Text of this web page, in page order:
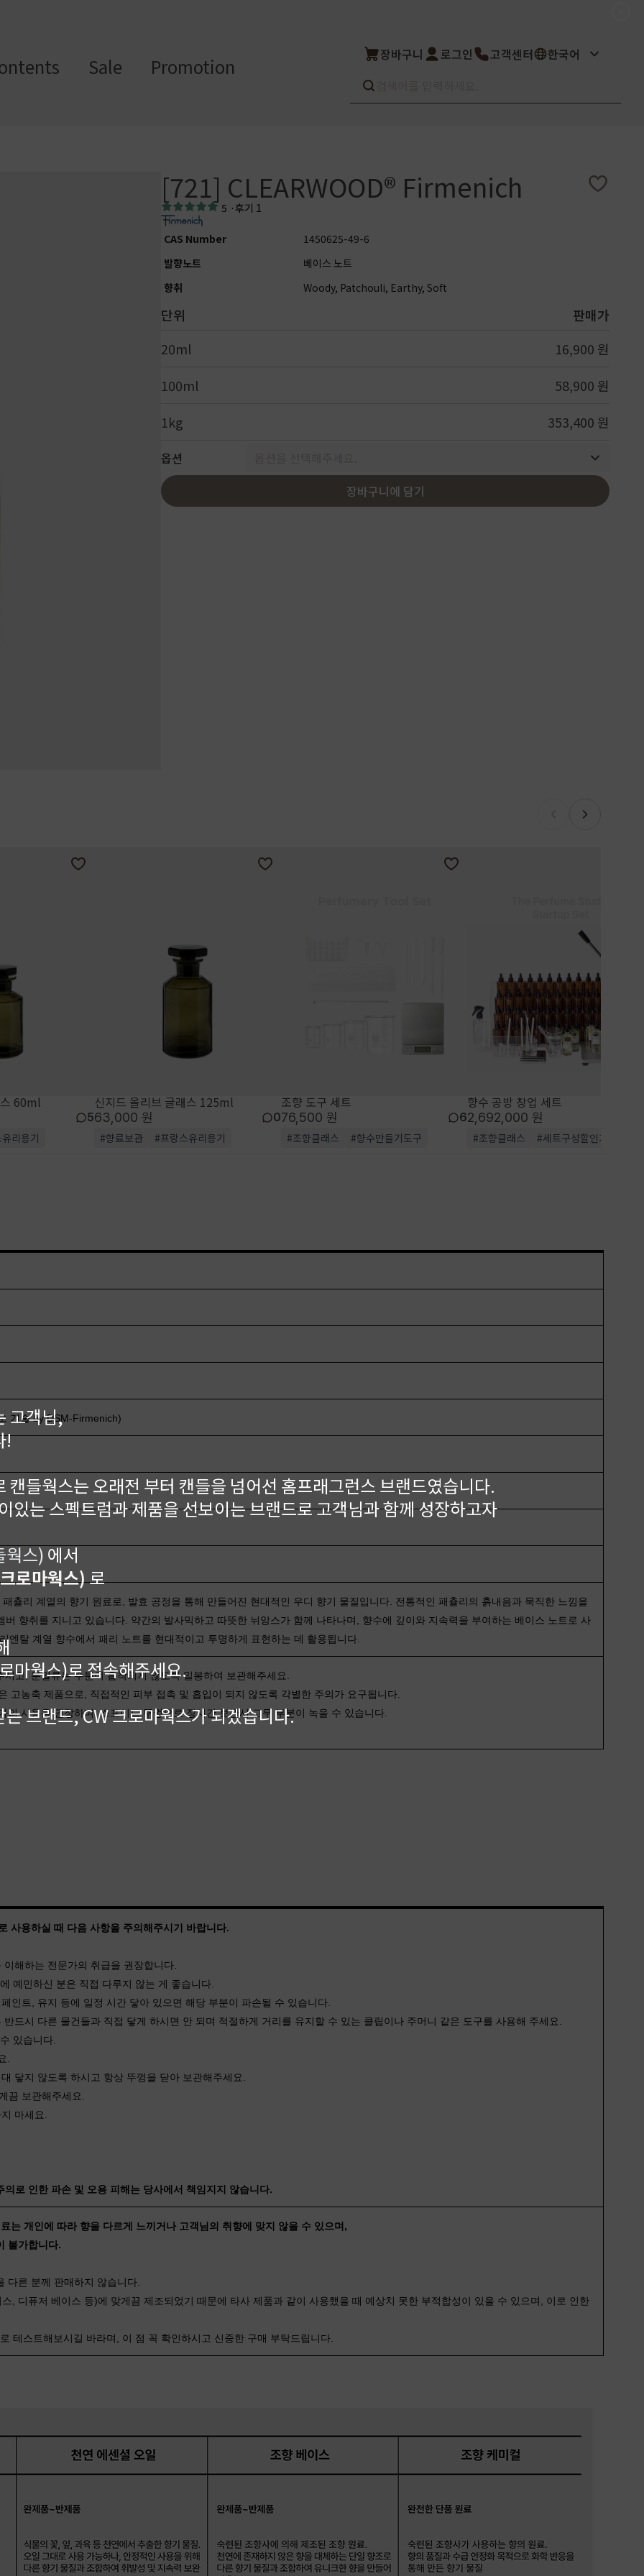
Sale Promotion
장바구니 로그인 고객센터 한국어
서 제공하는 프래그런스 오일, 천연 원료, 조향 베이스, 조향 케미컬을 고객님이 직
, 그 비율 그대로 향료를 배합·생산해 드리는 서비스입니다. 최소5kg부터 브랜
저, 룸 스프레이 등 다양한 제품에 활용할 수 있도록 서류까지 완벽 지원해드립니
저/석
재/도
일
Select
상품후기
도매신청
Custom Fragrance
[721] CLEARWOOD® Firmenich
5 · 후기 1
CAS Number
1450625-49-6
발향노트
베이스 노트
향취
Woody, Patchouli, Earthy, Soft
단위
판매가
20ml
16,900 원
100ml
58,900 원
1kg
353,400 원
옵션
장바구니에 담기
60ml
5
리용기
신지드 올리브 글래스 125ml
63,000 원 0
#향료보관 #프랑스유리용기
조향 도구 세트
76,500 원 6
#조향클래스 #향수만들기도구
향수 공방 창업 세트
2,692,000 원
#조향클래스 #세트구성할인가
기술 by DSM-Firmenich)
츌리 계열의 향기 원료로, 발효 공정을 통해 만들어진 현대적인 우디 향기 물질입니다. 전통적인 패츌리의 흙내음과 묵직한 느낌을
향취를 지니고 있습니다. 약간의 발사믹하고 따뜻한 뉘앙스가 함께 나타나며, 향수에 깊이와 지속력을 부여하는 베이스 노트로 사
엔탈 계열 향수에서 패리 노트를 현대적이고 투명하게 표현하는 데 활용됩니다.
고, 분말류는 수분이 흡착되지 않도록 밀봉하여 보관해주세요.
고농축 제품으로, 직접적인 피부 접촉 및 흡입이 되지 않도록 각별한 주의가 요구됩니다.
의 사용을 권장하며, 스포이드 뚜껑으로 장시간 보관시 고무 부분이 녹을 수 있습니다.
사용하실 때 다음 사항을 주의해주시기 바랍니다.
해하는 전문가의 취급을 권장합니다.
예민하신 분은 직접 다루지 않는 게 좋습니다.
인트, 유지 등에 일정 시간 닿아 있으면 해당 부분이 파손될 수 있습니다.
드시 다른 물건들과 직접 닿게 하시면 안 되며 적절하게 거리를 유지할 수 있는 클립이나 주머니 같은 도구를 사용해 주세요.
있습니다.
.
닿지 않도록 하시고 항상 뚜껑을 닫아 보관해주세요.
끔 보관해주세요.
마세요.
로 인한 파손 및 오용 피해는 당사에서 책임지지 않습니다.
는 개인에 따라 향을 다르게 느끼거나 고객님의 취향에 맞지 않을 수 있으며,
불가합니다.
다른 분께 판매하지 않습니다.
, 디퓨저 베이스 등)에 맞게끔 제조되었기 때문에 타사 제품과 같이 사용했을 때 예상치 못한 부적합성이 있을 수 있으며, 이로 인한
테스트해보시길 바라며, 이 점 꼭 확인하시고 신중한 구매 부탁드립니다.
고객님,
!
캔들웍스는 오래전 부터 캔들을 넘어선 홈프래그런스 브랜드였습니다.
있는 스펙트럼과 제품을 선보이는 브랜드로 고객님과 함께 성장하고자
스)에서
마웍스)로
웍스)로 접속해주세요.
브랜드, CW 크로마웍스가 되겠습니다.